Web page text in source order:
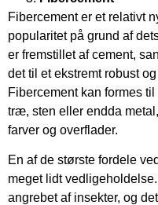
Fibercement er et relativt
popularitet på grund af
er fremstillet af cement,
det til et ekstremt robust
Fibercement kan formes
træ, sten eller endda
farver og overflader.
En af de største fordele
meget lidt
angrebet af insekter, og